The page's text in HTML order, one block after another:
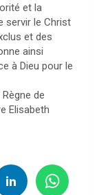
et la
servir le Christ
et des
ainsi
à Dieu pour le
de
Elisabeth